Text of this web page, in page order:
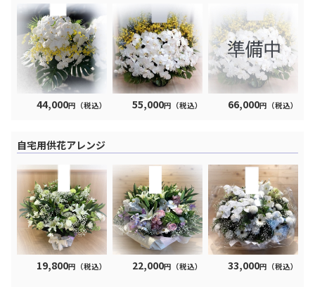
44,000円（税込） 55,000円（税込） 66,000円（税込）
自宅用供花アレンジ
19,800円（税込） 22,000円（税込） 33,000円（税込）